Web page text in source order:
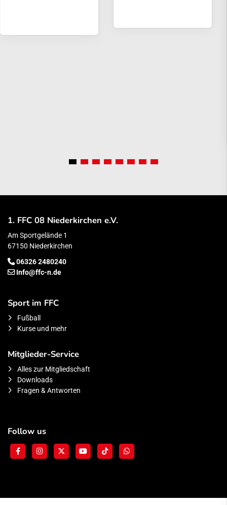
1. FFC 08 Niederkirchen e.V.
Am Sportgelände 1
67150 Niederkirchen
06326 2480240
Info@ffc-n.de
Sport im FFC
Fußball
Kurse und mehr
Mitglieder-Service
Alles zur Mitgliedschaft
Downloads
Fragen & Antworten
Follow us